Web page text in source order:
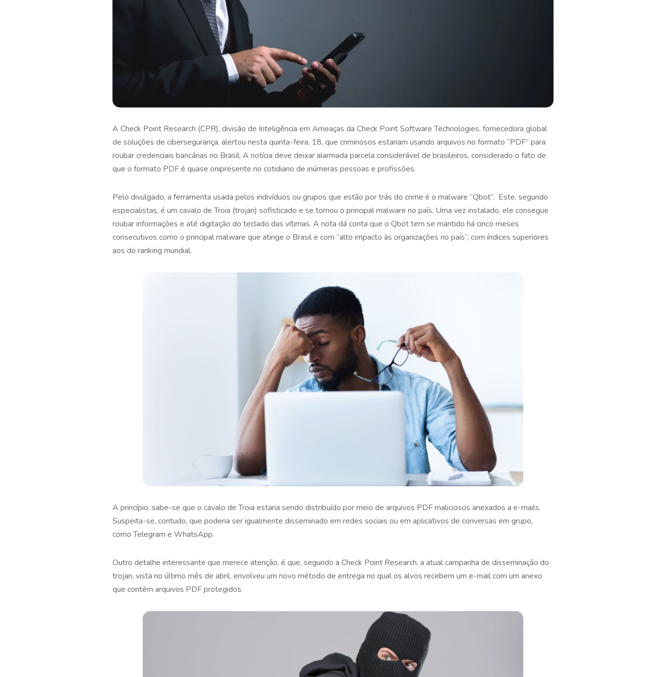
A Check Point Research (CPR), divisão de Inteligência em Ameaças da Check Point Software Technologies, fornecedora global
de soluções de cibersegurança, alertou nesta quinta-feira, 18, que criminosos estariam usando arquivos no formato “PDF” para
roubar credenciais bancárias no Brasil. A notícia deve deixar alarmada parcela considerável de brasileiros, considerado o fato de
que o formato PDF é quase onipresente no cotidiano de inúmeras pessoas e profissões.
Pelo divulgado, a ferramenta usada pelos indivíduos ou grupos que estão por trás do crime é o malware “Qbot”. Este, segundo
especialistas, é um cavalo de Troia (trojan) sofisticado e se tornou o principal malware no país. Uma vez instalado, ele consegue
roubar informações e até digitação do teclado das vítimas. A nota dá conta que o Qbot tem se mantido há cinco meses
consecutivos como o principal malware que atinge o Brasil e com “alto impacto às organizações no país”, com índices superiores
aos do ranking mundial.
A princípio, sabe-se que o cavalo de Troia estaria sendo distribuído por meio de arquivos PDF maliciosos anexados a e-mails.
Suspeita-se, contudo, que poderia ser igualmente disseminado em redes sociais ou em aplicativos de conversas em grupo,
como Telegram e WhatsApp.
Outro detalhe interessante que merece atenção, é que, segundo a Check Point Research, a atual campanha de disseminação do
trojan, vista no último mês de abril, envolveu um novo método de entrega no qual os alvos recebem um e-mail com um anexo
que contém arquivos PDF protegidos.